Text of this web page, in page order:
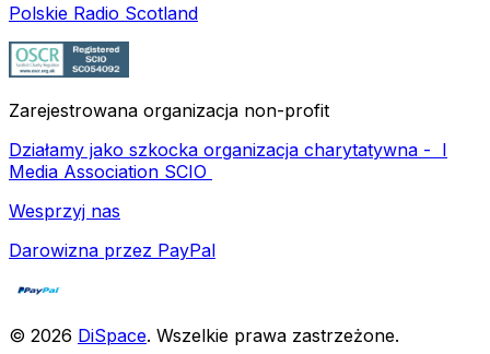
Polskie Radio Scotland
Zarejestrowana organizacja non-profit
Działamy jako szkocka organizacja charytatywna - I
Media Association SCIO
Wesprzyj nas
Darowizna przez PayPal
© 2026 DiSpace. Wszelkie prawa zastrzeżone.